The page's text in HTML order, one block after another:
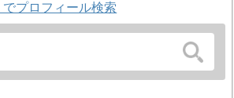
プロフィール検索